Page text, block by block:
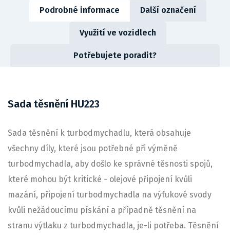
Podrobné informace Další označení
Využití ve vozidlech
Potřebujete poradit?
Sada těsnění HU223
Sada těsnění k turbodmychadlu, která obsahuje
všechny díly, které jsou potřebné při výměně
turbodmychadla, aby došlo ke správné těsnosti spojů,
které mohou být kritické - olejové připojení kvůli
mazání, připojení turbodmychadla na výfukové svody
kvůli nežádoucímu pískání a případně těsnění na
stranu výtlaku z turbodmychadla, je-li potřeba. Těsnění